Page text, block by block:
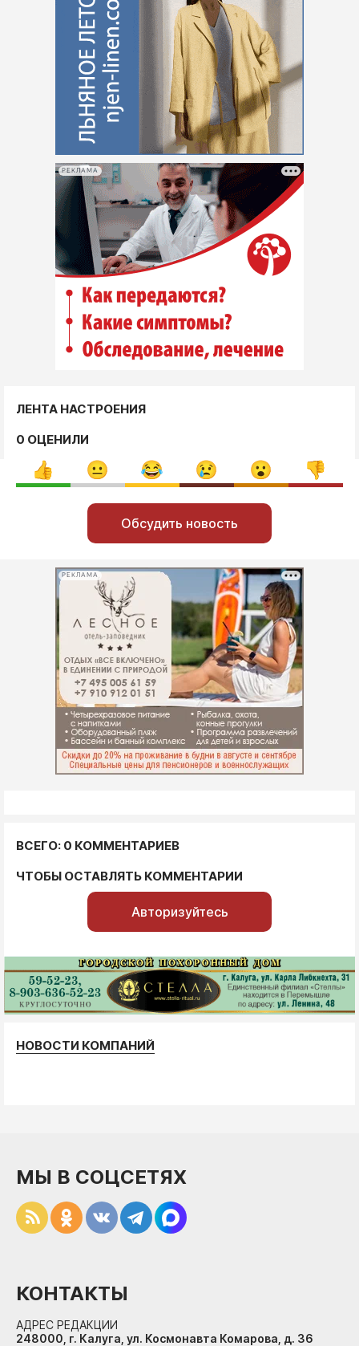
РЕКЛАМА
ЛЕНТА НАСТРОЕНИЯ
0 ОЦЕНИЛИ
Обсудить новость
РЕКЛАМА
ВСЕГО: 0 КОММЕНТАРИЕВ
ЧТОБЫ ОСТАВЛЯТЬ КОММЕНТАРИИ
Авторизуйтесь
НОВОСТИ КОМПАНИЙ
МЫ В СОЦСЕТЯХ
КОНТАКТЫ
АДРЕС РЕДАКЦИИ
248000, г. Калуга, ул. Космонавта Комарова, д. 36